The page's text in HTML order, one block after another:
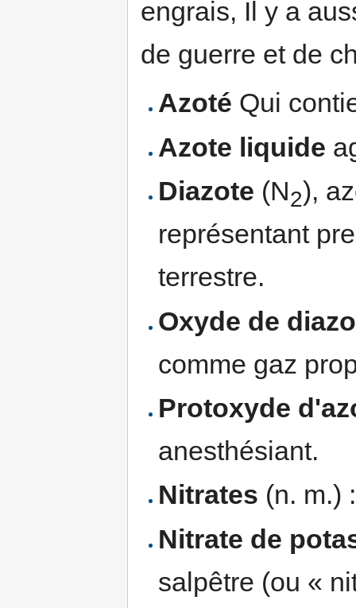
engrais, Il y a
de guerre et de
Azoté Qui
Azote liquide
Diazote (N2),
représentant
terrestre.
Oxyde de
comme gaz
Protoxyde
anesthésiant.
Nitrates (n. m.)
Nitrate de
salpêtre (ou «